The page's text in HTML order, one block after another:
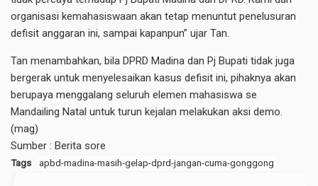
organisasi kemahasiswaan akan tetap menuntut penelusuran
defisit anggaran ini, sampai kapanpun” ujar Tan.
Tan menambahkan, bila DPRD Madina dan Pj Bupati tidak juga
bergerak untuk menyelesaikan kasus defisit ini, pihaknya akan
berupaya menggalang seluruh elemen mahasiswa se
Mandailing Natal untuk turun kejalan melakukan aksi demo.
(mag)
Sumber : Berita sore
Tags apbd-madina-masih-gelap-dprd-jangan-cuma-gonggong